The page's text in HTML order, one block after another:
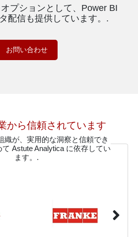
プションとして、Power BI
配信も提供しています。.
お問い合わせ
から信頼されています
織が、実用的な洞察と信頼でき
Astute Analytica に依存してい
ます。.